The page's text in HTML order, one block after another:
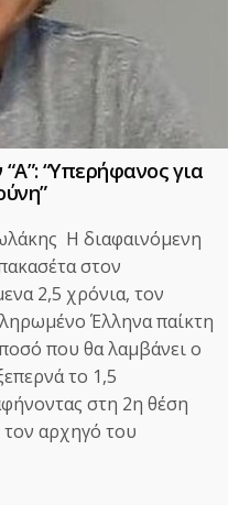
“Υπερήφανος για
Η διαφαινόμενη
στον
2,5 χρόνια, τον
Έλληνα παίκτη
που θα λαμβάνει ο
το 1,5
στη 2η θέση
αρχηγό του